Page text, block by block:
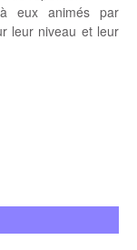
eux animés par
leur niveau et leur